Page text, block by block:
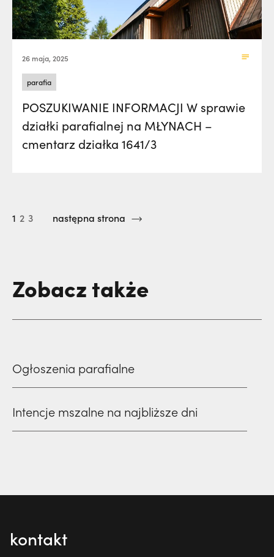
26 maja, 2025
parafia
POSZUKIWANIE INFORMACJI W sprawie
działki parafialnej na MŁYNACH –
cmentarz działka 1641/3
1 2 3 następna strona
Zobacz także
Ogłoszenia parafialne
Intencje mszalne na najbliższe dni
kontakt